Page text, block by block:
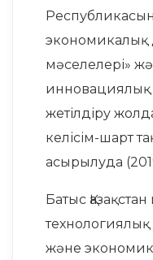
экономикалық
мәселелері»
жетілдіру
келісім-шарт
асырылуда
Батыс
технологиялық
және